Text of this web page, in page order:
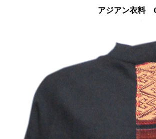
アジアン衣料